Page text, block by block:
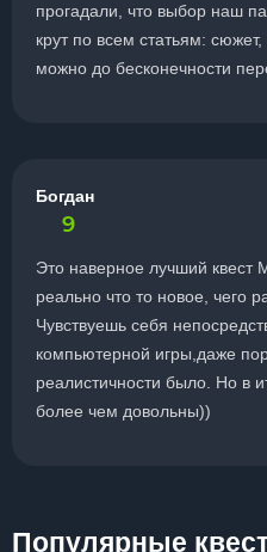
прогадали, что выбор наш
крут по всем статьям: сюжет,
можно до бесконечности
Богдан
9
Это наверное лучший квест
реально что то новое, чего
Чувствуешь себя
компьютерной игры,даже
реалистичности было. Но в
более чем довольны))
Популярные